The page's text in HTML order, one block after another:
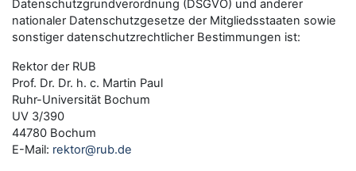
Datenschutzgrundverordnung (DSGVO) und anderer
nationaler Datenschutzgesetze der Mitgliedsstaaten sowie
sonstiger datenschutzrechtlicher Bestimmungen ist:
Rektor der RUB
Prof. Dr. Dr. h. c. Martin Paul
Ruhr-Universität Bochum
UV 3/390
44780 Bochum
E-Mail: rektor@rub.de